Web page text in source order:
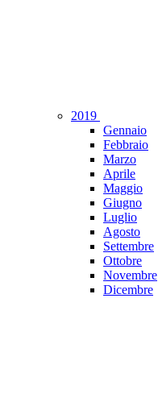
2019
Gennaio
Febbraio
Marzo
Aprile
Maggio
Giugno
Luglio
Agosto
Settembre
Ottobre
Novembre
Dicembre